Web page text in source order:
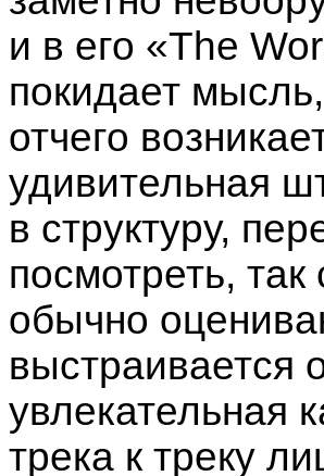
и в его «The
покидает
отчего
удивительная
в структуру,
посмотреть, так
обычно
выстраивается
увлекательная
трека к треку